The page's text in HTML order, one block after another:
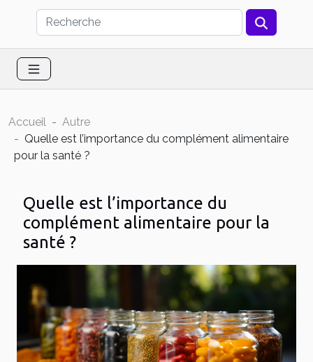
Accueil
Autre
Quelle est l’importance du complément alimentaire
pour la santé ?
Quelle est l’importance du
complément alimentaire pour la
santé ?